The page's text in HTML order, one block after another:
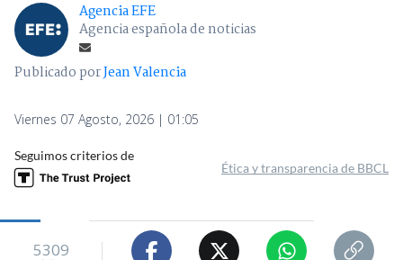
Agencia EFE
Agencia española de noticias
Publicado porJean Valencia
Viernes 07 Agosto, 2026 | 01:05
Seguimos criterios de
Ética y transparencia de BBCL
5309